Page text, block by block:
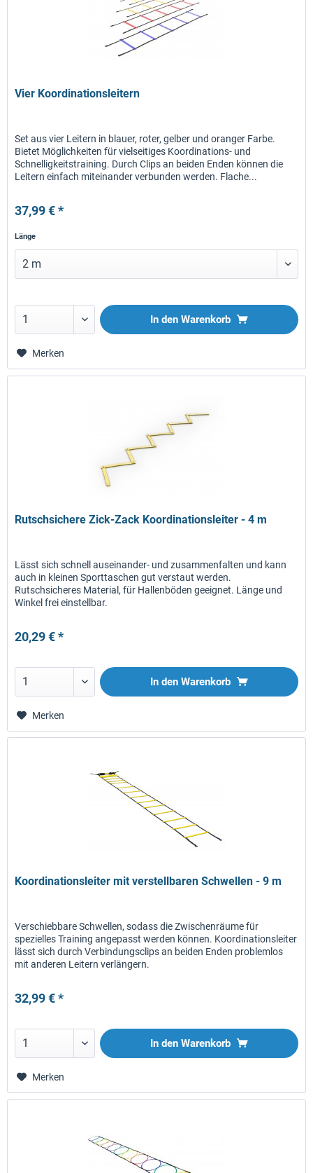
Vier Koordinationsleitern
Set aus vier Leitern in blauer, roter, gelber und oranger Farbe.
Bietet Möglichkeiten für vielseitiges Koordinations- und
Schnelligkeitstraining. Durch Clips an beiden Enden können die
Leitern einfach miteinander verbunden werden. Flache...
37,99 € *
Länge
In den Warenkorb
Merken
Rutschsichere Zick-Zack Koordinationsleiter - 4 m
Lässt sich schnell auseinander- und zusammenfalten und kann
auch in kleinen Sporttaschen gut verstaut werden.
Rutschsicheres Material, für Hallenböden geeignet. Länge und
Winkel frei einstellbar.
20,29 € *
In den Warenkorb
Merken
Koordinationsleiter mit verstellbaren Schwellen - 9 m
Verschiebbare Schwellen, sodass die Zwischenräume für
spezielles Training angepasst werden können. Koordinationsleiter
lässt sich durch Verbindungsclips an beiden Enden problemlos
mit anderen Leitern verlängern.
32,99 € *
In den Warenkorb
Merken